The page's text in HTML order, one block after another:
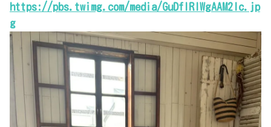
https://pbs.twimg.com/media/GuDfIRIWgAAM2Ic.jp
g